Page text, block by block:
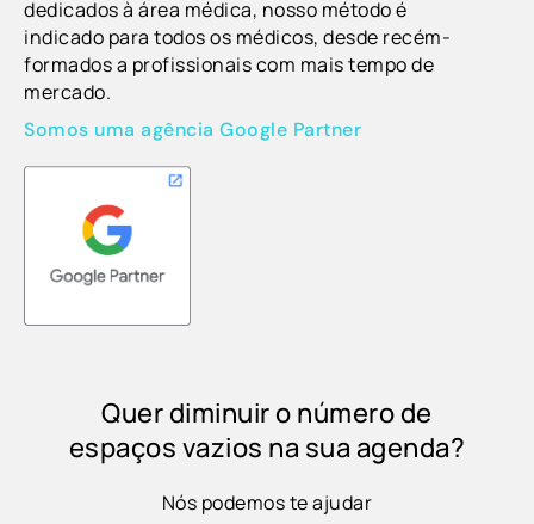
dedicados à área médica, nosso método é
indicado para todos os médicos, desde recém-
formados a profissionais com mais tempo de
mercado.
Somos uma agência Google Partner
Quer diminuir o número de
espaços vazios na sua agenda?
Nós podemos te ajudar